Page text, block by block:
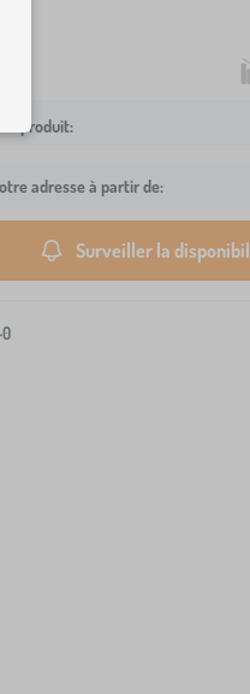
adresse à partir de:
Surveiller la